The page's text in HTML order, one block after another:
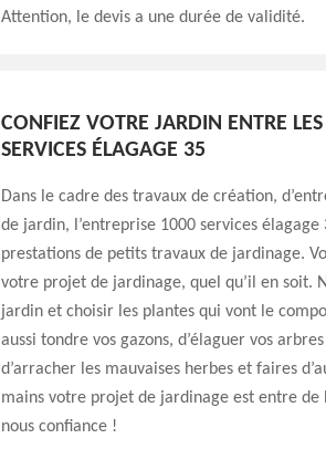
Attention, le devis a une durée de validité.
CONFIEZ VOTRE JARDIN ENTRE
SERVICES ÉLAGAGE 35
Dans le cadre des travaux de création,
de jardin, l’entreprise 1000 services élagage
prestations de petits travaux de jardinage.
votre projet de jardinage, quel qu’il en soit.
jardin et choisir les plantes qui vont le
aussi tondre vos gazons, d’élaguer vos
d’arracher les mauvaises herbes et faires
mains votre projet de jardinage est entre de
nous confiance !